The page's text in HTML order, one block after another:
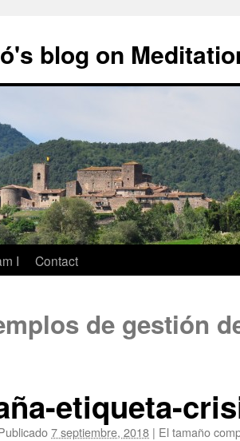
blog on
I Contact
de gestión
etiqueta-
7 septiembre, 2018 | El tamaño